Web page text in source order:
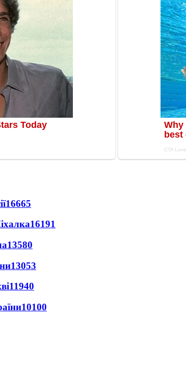
16665
16191
13580
13053
11940
10100